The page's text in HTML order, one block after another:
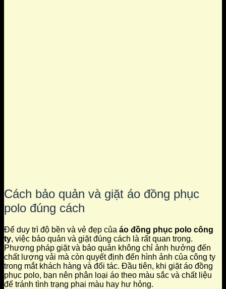
Cách bảo quản và giặt áo đồng phục
polo đúng cách
Để duy trì độ bền và vẻ đẹp của áo đồng phục polo công
ty, việc bảo quản và giặt đúng cách là rất quan trọng.
Phương pháp giặt và bảo quản không chỉ ảnh hưởng đến
chất lượng vải mà còn quyết định đến hình ảnh của công ty
trong mắt khách hàng và đối tác. Đầu tiên, khi giặt áo đồng
phục polo, bạn nên phân loại áo theo màu sắc và chất liệu
để tránh tình trạng phai màu hay hư hỏng.